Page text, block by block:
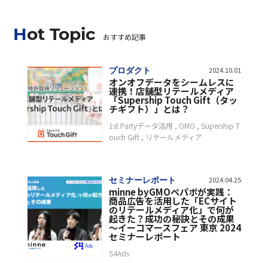
Hot Topic おすすめ記事
プロダクト 2024.10.01
オンオフデータをシームレスに
連携！店舗型リテールメディア
「Supership Touch Gift（タッ
チギフト）」とは？
1st Partyデータ活用 OMO
Supership T
ouch Gift
リテールメディア
セミナーレポート 2024.04.25
minne byGMOペパボが実践：
商品広告を活用した「ECサイト
のリテールメディア化」で何が
起きた？成功の秘訣とその成果
〜イーコマースフェア 東京 2024
セミナーレポート
S4Ads